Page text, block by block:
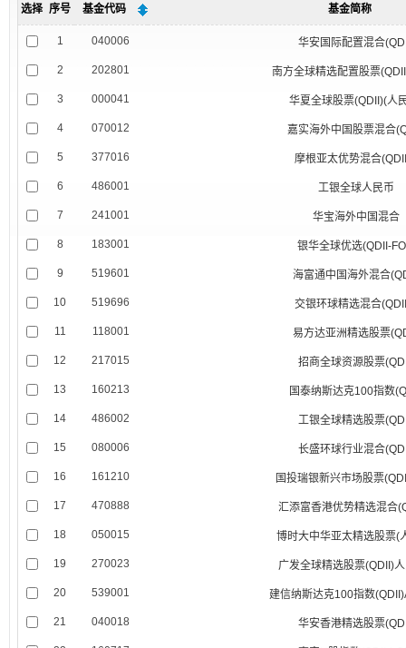
选择 序号 基金代码 基金简称
1 040006 华安国际配置混合
2 202801 南方全球精选配置股票
3 000041 华夏全球股票(QDII)(人
4 070012 嘉实海外中国股票混合
5 377016 摩根亚太优势混合
6 486001 工银全球人民币
7 241001 华宝海外中国混合
8 183001 银华全球优选(QDII-
9 519601 海富通中国海外混合
10 519696 交银环球精选混合
11 118001 易方达亚洲精选股票
12 217015 招商全球资源股票
13 160213 国泰纳斯达克100指数
14 486002 工银全球精选股票
15 080006 长盛环球行业混合
16 161210 国投瑞银新兴市场股票
17 470888 汇添富香港优势精选混合
18 050015 博时大中华亚太精选股票(
19 270023 广发全球精选股票(QDII)
20 539001 建信纳斯达克100指数
21 040018 华安香港精选股票